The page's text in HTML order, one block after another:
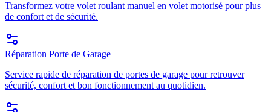
Transformez votre volet roulant manuel en volet motorisé pour plus
de confort et de sécurité.
Réparation Porte de Garage
Service rapide de réparation de portes de garage pour retrouver
sécurité, confort et bon fonctionnement au quotidien.